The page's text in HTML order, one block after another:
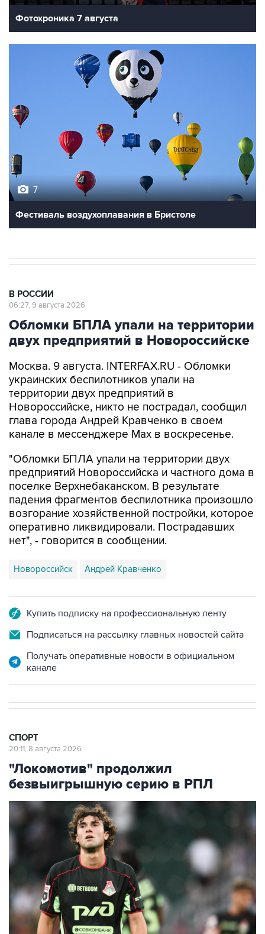
Фотохроника 7 августа
7
Фестиваль воздухоплавания в Бристоле
В РОССИИ
06:27, 9 августа 2026
Обломки БПЛА упали на территории
двух предприятий в Новороссийске
Москва. 9 августа. INTERFAX.RU - Обломки
украинских беспилотников упали на
территории двух предприятий в
Новороссийске, никто не пострадал, сообщил
глава города Андрей Кравченко в своем
канале в мессенджере Max в воскресенье.
"Обломки БПЛА упали на территории двух
предприятий Новороссийска и частного дома в
поселке Верхнебаканском. В результате
падения фрагментов беспилотника произошло
возгорание хозяйственной постройки, которое
оперативно ликвидировали. Пострадавших
нет", - говорится в сообщении.
Новороссийск Андрей Кравченко
Купить подписку на профессиональную ленту
Подписаться на рассылку главных новостей сайта
Получать оперативные новости в официальном
канале
СПОРТ
20:11, 8 августа 2026
"Локомотив" продолжил
безвыигрышную серию в РПЛ